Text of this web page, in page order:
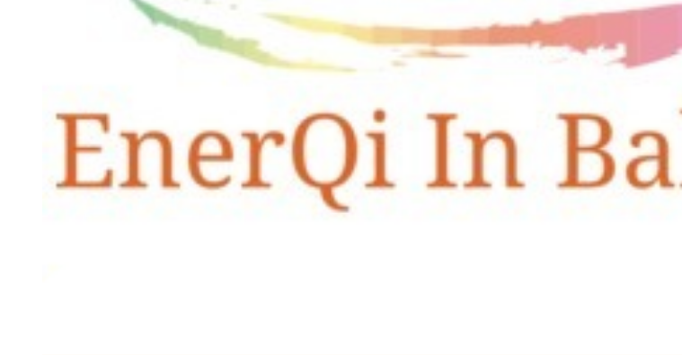
Algemene
voorwaarden
Privacy en Disclaimer